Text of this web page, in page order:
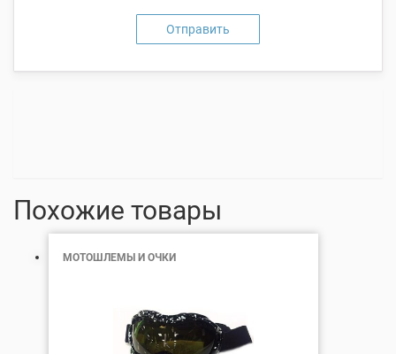
Похожие товары
МОТОШЛЕМЫ И ОЧКИ